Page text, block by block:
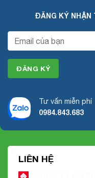
ĐĂNG KÝ NHẬN
Tư vấn miễn phí
0984.843.683
LIÊN HỆ